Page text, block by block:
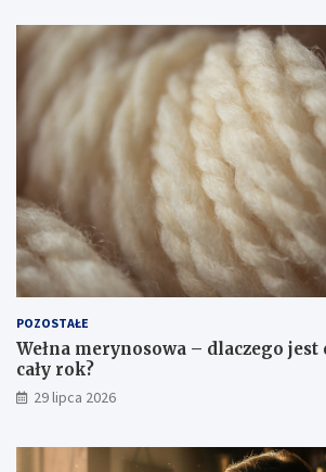
POZOSTAŁE
Wełna merynosowa – dlaczego
cały rok?
29 lipca 2026